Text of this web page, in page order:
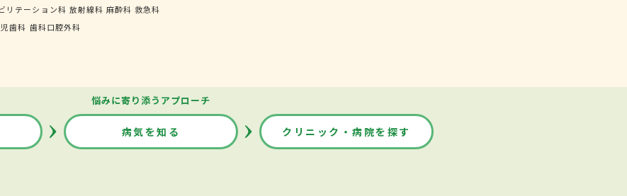
リテーション科 放射線科 麻酔科 救急科
歯科 歯科口腔外科
悩みに寄り添うアプローチ
病気を知る クリニック・病院を探す